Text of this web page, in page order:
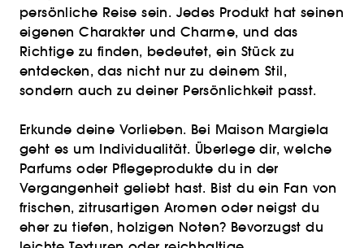
persönliche Reise sein. Jedes Produkt hat seinen
eigenen Charakter und Charme, und das
Richtige zu finden, bedeutet, ein Stück zu
entdecken, das nicht nur zu deinem Stil,
sondern auch zu deiner Persönlichkeit passt.
Erkunde deine Vorlieben. Bei Maison Margiela
geht es um Individualität. Überlege dir, welche
Parfums oder Pflegeprodukte du in der
Vergangenheit geliebt hast. Bist du ein Fan von
frischen, zitrusartigen Aromen oder neigst du
eher zu tiefen, holzigen Noten? Bevorzugst du